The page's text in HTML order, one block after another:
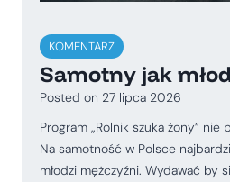
KOMENTARZ
Samotny jak
Posted on 27 lipca 2026
Program „Rolnik szuka żony” nie
Na samotność w Polsce
młodzi mężczyźni. Wydawać by